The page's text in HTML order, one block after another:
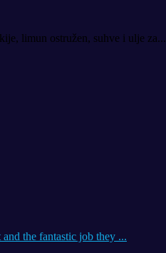
limun ostružen, suhve i ulje za...
the fantastic job they ...